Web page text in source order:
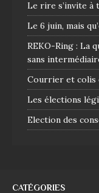
Le rire s’invite à
Le 6 juin, mais
REKO-Ring : La
sans
Courrier et colis
Les élections
Election des
CATÉGORIES